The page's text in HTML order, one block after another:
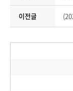
이전글